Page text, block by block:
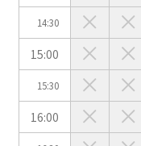
14:30
15:00
15:30
16:00
面積